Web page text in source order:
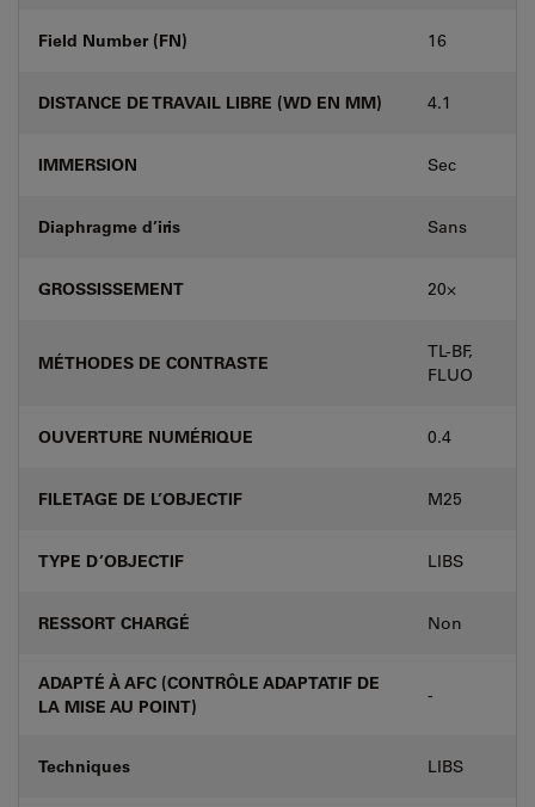
Field Number (FN) 16
DISTANCE DE TRAVAIL LIBRE (WD EN MM) 4.1
IMMERSION Sec
Diaphragme d’iris Sans
GROSSISSEMENT 20⨉
MÉTHODES DE CONTRASTE
TL-BF,
FLUO
OUVERTURE NUMÉRIQUE 0.4
FILETAGE DE L’OBJECTIF M25
TYPE D’OBJECTIF LIBS
RESSORT CHARGÉ Non
ADAPTÉ À AFC (CONTRÔLE ADAPTATIF DE
LA MISE AU POINT)
-
Techniques LIBS